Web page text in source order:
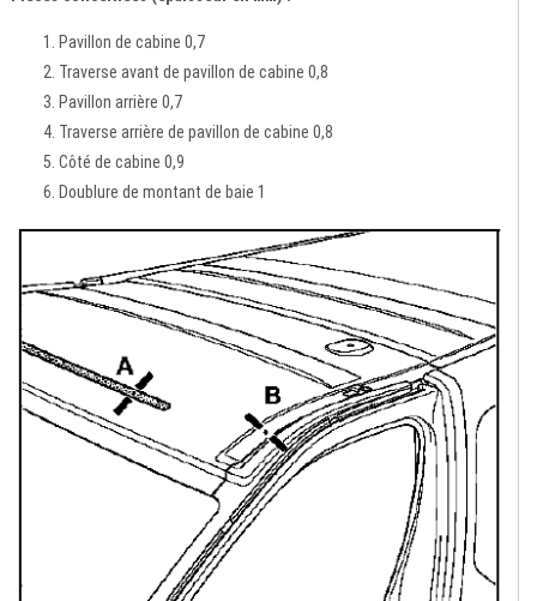
Pavillon de cabine 0,7
Traverse avant de pavillon de cabine 0,8
Pavillon arrière 0,7
Traverse arrière de pavillon de cabine 0,8
Côté de cabine 0,9
Doublure de montant de baie 1